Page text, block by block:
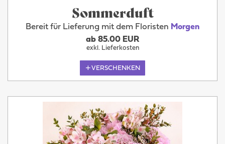
Sommerduft
Bereit für Lieferung mit dem Floristen Morgen
ab 85.00 EUR
exkl. Lieferkosten
VERSCHENKEN